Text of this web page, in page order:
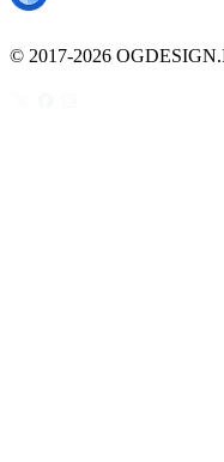
© 2017-2026